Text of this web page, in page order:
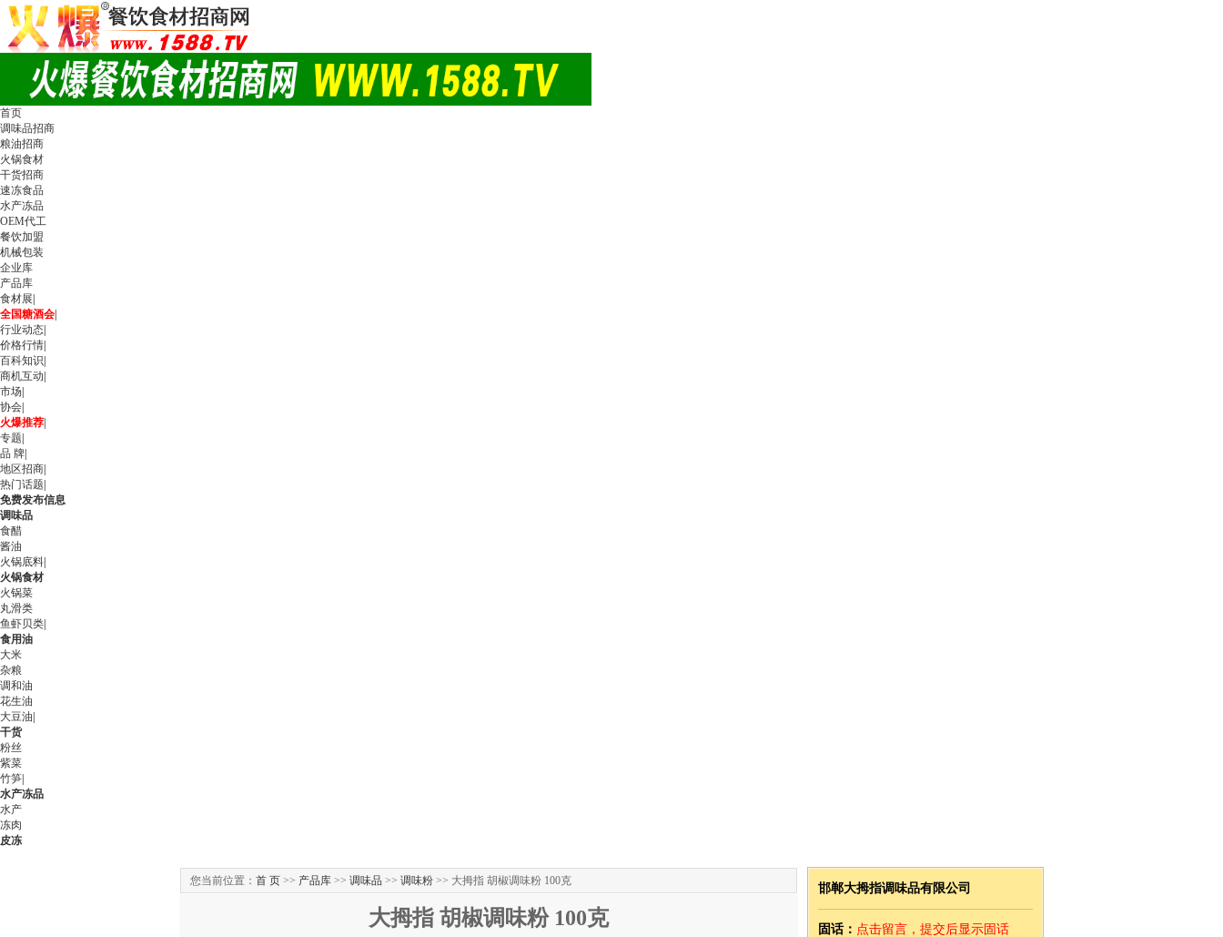
首页
调味品招商
粮油招商
火锅食材
干货招商
速冻食品
水产冻品
OEM代工
餐饮加盟
机械包装
企业库
产品库
食材展
全国糖酒会
行业动态
价格行情
百科知识
商机互动
市场
协会
火爆推荐
专题
品 牌
地区招商
热门话题
免费发布信息
调味品
食醋
酱油
火锅底料
火锅食材
火锅菜
丸滑类
鱼虾贝类
食用油
大米
杂粮
调和油
花生油
大豆油
干货
粉丝
紫菜
竹笋
水产冻品
水产
冻肉
皮冻
您当前位置： 首 页 >> 产品库 >> 调味品 >> 调味粉 >> 大拇指 胡椒调味粉 100克
大拇指 胡椒调味粉 100克
邯郸大拇指调味品有限公司
固话： 点击留言，提交后显示固话